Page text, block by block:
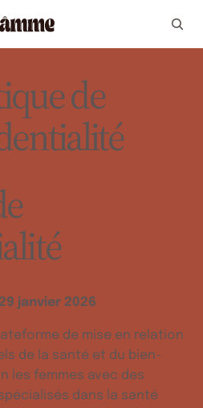
de
janvier 2026
de mise en relation
de la santé et du bien-
les femmes avec des
dans la santé